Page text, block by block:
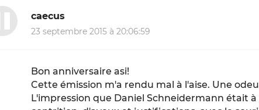
caecus
23 septembre 2015 à 20:06:59
Bon anniversaire asi!
Cette émission m'a rendu mal à l'aise. Une
L'impression que Daniel Schneidermann était